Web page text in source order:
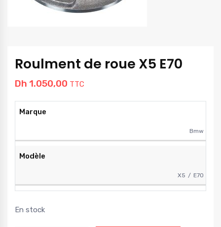
Roulment de roue X5 E70
Dh 1.050,00 TTC
Marque
Bmw
Modèle
X5 E70
En stock